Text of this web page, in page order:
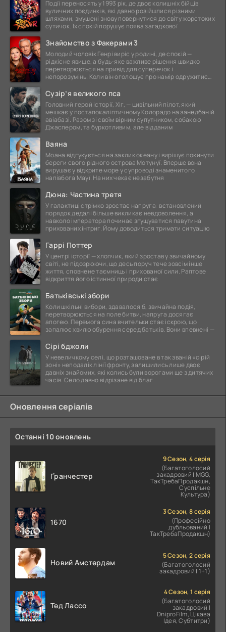
Події переносять у 1993 рік, де двоє колишніх бійців
вуличних поєдинків, які давно розійшлися різними
шляхами, змушені знову повернутися до світу жорстоких
сутичок. Їх спокій порушує поява загадкової
Знайомство з Факерами 3
Молодий чоловік Генрі виріс у родині, де спокій —
рідкісне явище, а будь-яке важливе рішення швидко
перетворюється на привід для суперечок і
непорозумінь. Коли він оголошує про намір одружитися,
Сузір’я великого пса
Головний герой історії, Хіг, — цивільний пілот, який
мешкає у постапокаліптичному Колорадо на занедбаній
авіабазі. Разом зі своїм вірним супутником, собакою
Джаспером, та буркотливим, але відданим
Ваяна
Моана відгукується на заклик океану і вирішує покинути
береги свого рідного острова Мотунуї. Вперше вона
вирушає у відкрите море у супроводі знаменитого
напівбога Мауї. На них чекає незабутня
Дюна: Частина третя
У галактиці стрімко зростає напруга: встановлений
порядок дедалі більше викликає невдоволення, а
навколо імператора починає згущуватися павутина
прихованих інтриг. Йому доводиться тримати ситуацію
Гаррі Поттер
У центрі історії — хлопчик, який зростав у звичайному
світі, не підозрюючи, що десь поруч тече зовсім інше
життя, сповнене таємниць і прихованої сили. Раптове
відкриття його істинної природи стає
Батьківські збори
Коли шкільні вибори, здавалося б, звичайна подія,
перетворюються на поле битви, напруга досягає
апогею. Перемога сина вчительки стає іскрою, що
запалює хвилю обурення серед батьків. Вони впевнені —
Сірі бджоли
У невеличкому селі, що розташоване в так званій «сірій
зоні» неподалік лінії фронту, залишились лише двоє
давніх знайомих, які колись були ворогами ще з дитячих
часів. Село давно відрізане від благ
Оновлення серіалів
Останні 10 оновлень
Ґранчестер
9 Сезон, 4 серія
(Багатоголосий
закадровий | MGG,
ТакТребаПродакшн,
Суспільне
Культура)
1670
3 Сезон, 8 серія
(Професійно
дубльований |
ТакТребаПродакшн)
Новий Амстердам
5 Сезон, 2 серія
(Багатоголосий
закадровий | 1+1)
Тед Лассо
4 Сезон, 1 серія
(Багатоголосий
закадровий |
DniproFilm, Цікава
Ідея, Субтитри)